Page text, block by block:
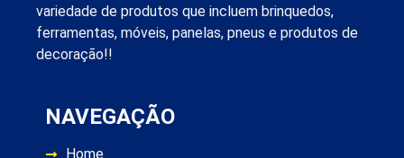
variedade de produtos que incluem brinquedos,
ferramentas, móveis, panelas, pneus e produtos de
decoração!!
NAVEGAÇÃO
Home